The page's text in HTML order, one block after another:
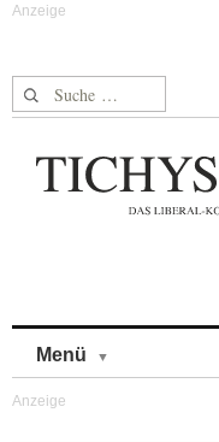
Suche nach:
Menü